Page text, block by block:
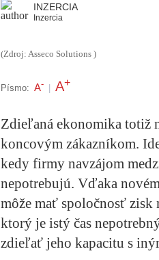
INZERCIA
Inzercia
(Zdroj: Asseco Solutions )
Písmo: A- A+
Zdieľaná ekonomika totiž
koncovým zákazníkom.
kedy firmy navzájom
nepotrebujú. Vďaka
môže mať spoločnosť zisk
ktorý je istý čas
zdieľať jeho kapacitu s